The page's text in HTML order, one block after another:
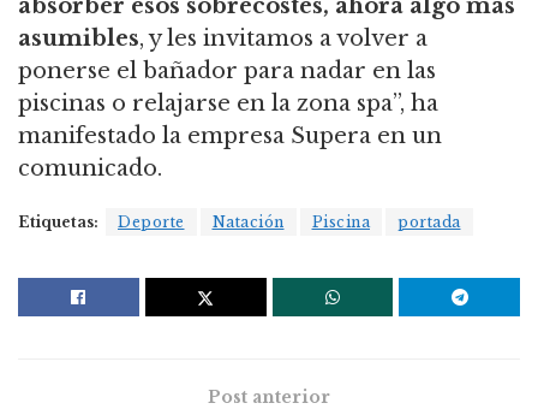
absorber esos sobrecostes, ahora algo más
asumibles, y les invitamos a volver a
ponerse el bañador para nadar en las
piscinas o relajarse en la zona spa”, ha
manifestado la empresa Supera en un
comunicado.
Etiquetas: Deporte Natación Piscina portada
Post anterior